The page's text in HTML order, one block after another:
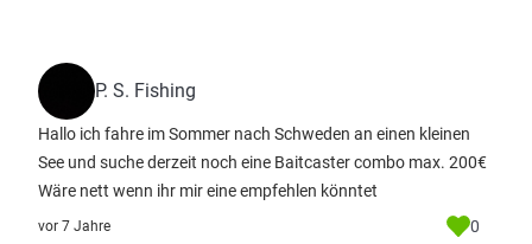
P. S. Fishing
Hallo ich fahre im Sommer nach Schweden an einen kleinen
See und suche derzeit noch eine Baitcaster combo max. 200€
Wäre nett wenn ihr mir eine empfehlen könntet
vor 7 Jahre 0